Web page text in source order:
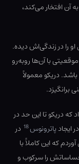
افتخار می‌کند،
در زندگی‌اش دیده.
با آن‌ها روبه‌رو
دریکو معمولاً
که دریکو تا این حد در
پاترونوس
در
که این کاملاً با
را سرکوب و